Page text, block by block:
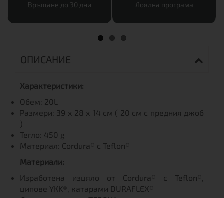
Връщане до 30 дни Лоялна програма
ОПИСАНИЕ
Характеристики:
Обем: 20L
Размери: 39 х 28 х 14 см ( 20 см с предния джоб
)
Тегло: 450 g
Материал: Cordura® с Teflon®
Материали:
Изработена изцяло от Cordura® с Teflon®,
ципове YKK®, катарами DURAFLEX®